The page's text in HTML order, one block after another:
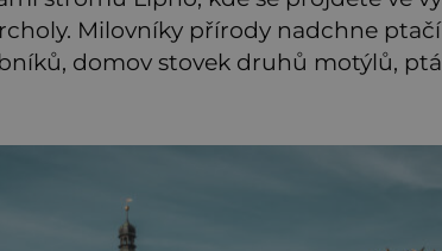
Milovníky přírody nadchne ptačí
domov stovek druhů motýlů,